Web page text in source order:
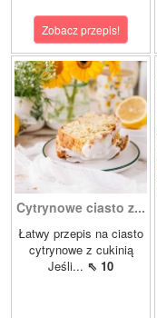
Zobacz przepis!
Cytrynowe ciasto z...
Łatwy przepis na ciasto
cytrynowe z cukinią
Jeśli... ⇖ 10